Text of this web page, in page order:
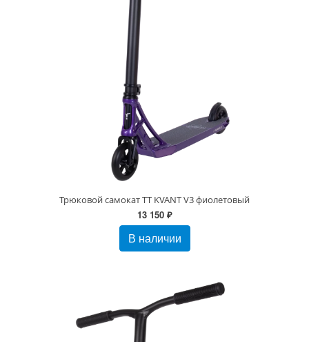
Трюковой самокат TT KVANT V3 фиолетовый
13 150 ₽
В наличии